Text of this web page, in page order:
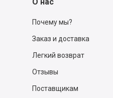
Почему мы?
Заказ и доставка
Легкий возврат
Отзывы
Поставщикам